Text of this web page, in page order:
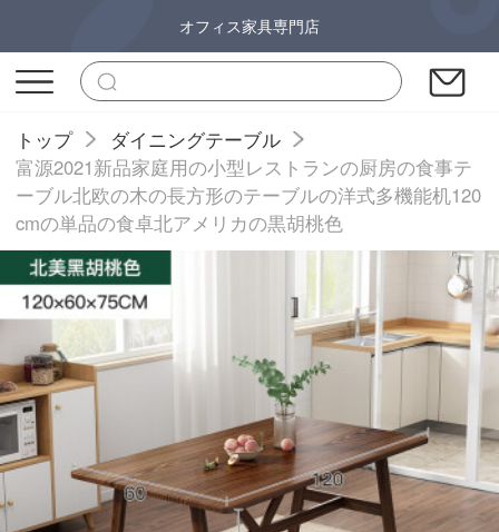
オフィス家具専門店
トップ
ダイニングテーブル
富源2021新品家庭用の小型レストランの厨房の食事テ
ーブル北欧の木の長方形のテーブルの洋式多機能机120
cmの単品の食卓北アメリカの黒胡桃色